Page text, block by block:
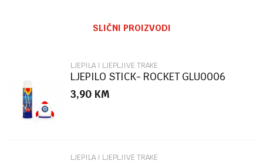
Poruka
SLIČNI PROIZVODI
LJEPILA I LJEPLJIVE TRAKE
LJEPILO STICK- ROCKET GLU0006
3,90 KM
LJEPILA I LJEPLJIVE TRAKE